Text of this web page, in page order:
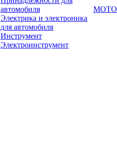
автомобиля
Электрика и электроника
для автомобиля
Инструмент
Электроинструмент
МОТО